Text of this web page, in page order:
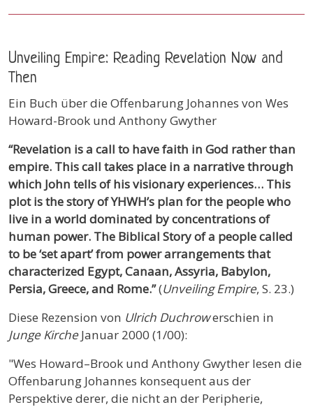
Unveiling Empire: Reading Revelation Now and
Then
Ein Buch über die Offenbarung Johannes von Wes
Howard-Brook und Anthony Gwyther
“Revelation is a call to have faith in God rather than
empire. This call takes place in a narrative through
which John tells of his visionary experiences… This
plot is the story of YHWH’s plan for the people who
live in a world dominated by concentrations of
human power. The Biblical Story of a people called
to be ‘set apart’ from power arrangements that
characterized Egypt, Canaan, Assyria, Babylon,
Persia, Greece, and Rome.”(Unveiling Empire, S. 23.)
Diese Rezension von Ulrich Duchrowerschien in
Junge KircheJanuar 2000 (1/00):
"Wes Howard–Brook und Anthony Gwyther lesen die
Offenbarung Johannes konsequent aus der
Perspektive derer, die nicht an der Peripherie,